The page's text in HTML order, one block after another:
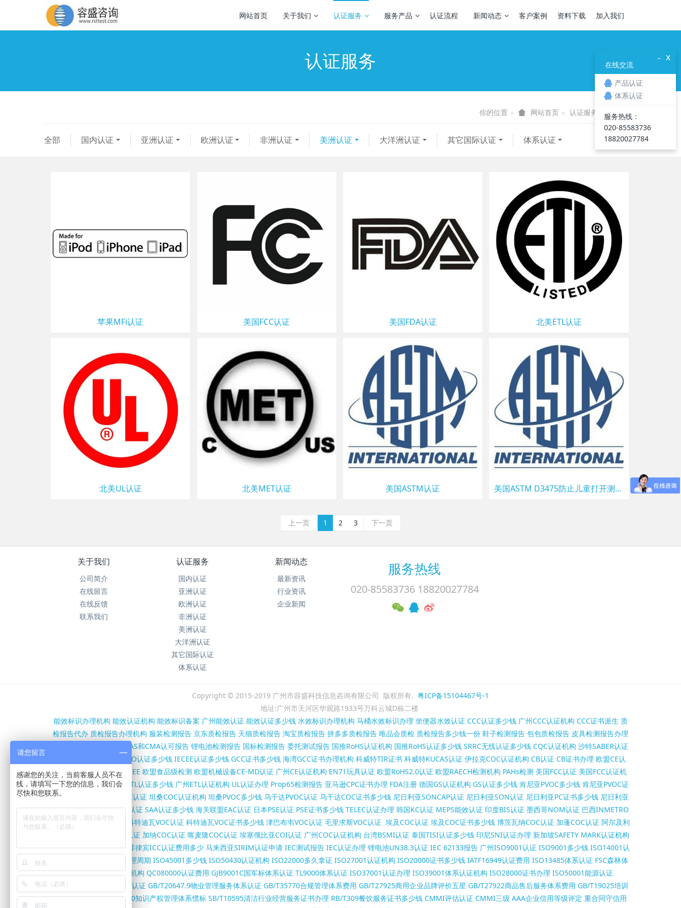
网站首页 关于我们 认证服务 服务产品 认证流程 新闻动态 客户案例 资料下载 加入我们
认证服务
你的位置 网站首页 认证服务 美洲认证
全部 国内认证 亚洲认证 欧洲认证 非洲认证 美洲认证 大洋洲认证 其它国际认证 体系认证
苹果MFi认证 美国FCC认证 美国FDA认证 北美ETL认证
北美UL认证 北美MET认证 美国ASTM认证 美国ASTM D3475防止儿童打开测试/CPSC CFR 1700.20防止儿童打开测试
上一页 1 2 3 下一页
关于我们
公司简介
在线留言
在线反馈
联系我们
认证服务
国内认证
亚洲认证
欧洲认证
非洲认证
美洲认证
大洋洲认证
其它国际认证
体系认证
新闻动态
最新资讯
行业资讯
企业新闻
服务热线
020-85583736 18820027784
Copyright © 2015-2019 广州市容盛科技信息咨询有限公司 版权所有. 粤ICP备15104467号-1
地址:广州市天河区华观路1933号万科云城D栋二楼
能效标识办理机构 能效认证机构 能效标识备案 广州能效认证 能效认证多少钱 水效标识办理机构 马桶水效标识办理 坐便器水效认证 CCC认证多少钱 广州CCC认证机构 CCC证书派生 质
检报告代办 质检报告办理机构 服装检测报告 京东质检报告 天猫质检报告 淘宝质检报告 拼多多质检报告 唯品会质检 质检报告多少钱一份 鞋子检测报告 包包质检报告 皮具检测报告办理
CNAS和CMA认可报告 锂电池检测报告 国标检测报告 委托测试报告 国推RoHS认证机构 国推RoHS认证多少钱 SRRC无线认证多少钱 CQC认证机构 沙特SABER认证
SASO认证多少钱 IECEE认证多少钱 GCC证书多少钱 海湾GCC证书办理机构 科威特TIR证书 科威特KUCAS认证 伊拉克COC认证机构 CB认证 CB证书办理 欧盟CE认
证
欧盟RED认证 欧盟WEEE 欧盟食品级检测 欧盟机械设备CE-MD认证 广州CE认证机构 EN71玩具认证 欧盟RoHS2.0认证 欧盟RAECH检测机构 PAHs检测 美国FCC认证 美国FCC认证机
构 FCC证书多少钱 北美ETL认证多少钱 广州ETL认证机构 UL认证办理 Prop65检测报告 亚马逊CPC证书办理 FDA注册 德国GS认证机构 GS认证多少钱 肯尼亚PVOC多少钱 肯尼亚PVOC证
书办理机构
坦桑尼亚COC认证 坦桑COC认证机构 坦桑PVOC多少钱 乌干达PVOC认证 乌干达COC证书多少钱 尼日利亚SONCAP认证 尼日利亚SON认证 尼日利亚PC证书多少钱 尼日利亚
SC证书多少钱 澳洲RCM认证 SAA认证多少钱 海关联盟EAC认证 日本PSE认证 PSE证书多少钱 TELEC认证办理 韩国KC认证 MEPS能效认证 印度BIS认证 墨西哥NOM认证 巴西INMETRO
认证 伊朗VOC/COI认证 科特迪瓦VOC认证 科特迪瓦VOC证书多少钱 津巴布韦VOC认证 毛里求斯VOC认证 埃及COC认证 埃及COC证书多少钱 博茨瓦纳COC认证 加蓬COC认证 阿尔及利
尼日尔COC认证 加纳COC认证 喀麦隆COC认证 埃塞俄比亚COI认证 广州COC认证机构 台湾BSMI认证 泰国TISI认证多少钱 印尼SNI认证办理 新加坡SAFETY MARK认证机构
柬埔寨ISC认证怎么办理
菲律宾ICC认证费用多少 马来西亚SIRIM认证申请 IEC测试报告 IEC认证办理 锂电池UN38.3认证 IEC 62133报告 广州ISO9001认证 ISO9001多少钱 ISO14001认
ISO45001证书办理周期 ISO45001多少钱 ISO50430认证机构 ISO22000多久拿证 ISO27001认证机构 ISO20000证书多少钱 IATF16949认证费用 ISO13485体系认证 FSC森林体
系办理 SA8000认证机构 QC080000认证费用 GJB9001C国军标体系认证 TL9000体系认证 ISO37001认证办理 ISO39001体系认证机构 ISO28000证书办理 ISO50001能源认证
GB/T31950企业诚信体系认证 GB/T20647.9物业管理服务体系认证 GB/T35770合规管理体系费用 GB/T27925商用企业品牌评价五星 GB/T27922商品售后服务体系费用 GB/T19025培训
管理体系办理 GB/T29490知识产权管理体系惯标 SB/T10595清洁行业经营服务证书办理 RB/T309餐饮服务证书多少钱 CMMI评估认证 CMMI三级 AAA企业信用等级评定 重合同守信用
x
-
在线交流
产品认证
体系认证
服务热线：
020-85583736
18820027784
请您留言
感谢您的关注，当前客服人员不在
线，请填写一下您的信息，我们会
尽快和您联系。